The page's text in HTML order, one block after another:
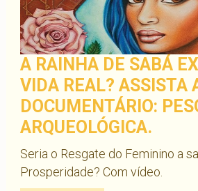
A RAINHA DE SABÁ
VIDA REAL? ASSISTA
DOCUMENTÁRIO:
ARQUEOLÓGICA.
Seria o Resgate do Feminino a
Prosperidade? Com vídeo.